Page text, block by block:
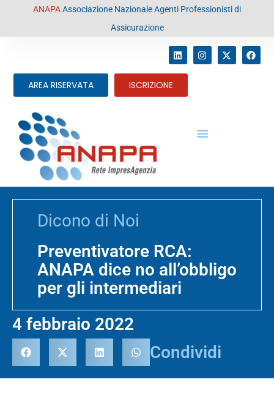
contenutoANAPAAssociazione Nazionale Agenti Professionisti di
Assicurazione
AREA RISERVATA ISCRIZIONE
Dicono di Noi
Preventivatore RCA:
ANAPA dice no all’obbligo
per gli intermediari
4 febbraio 2022
Condividi